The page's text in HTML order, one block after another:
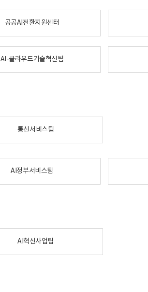
공공AI전환지원센터
AI-클라우드기술혁신팀
통신서비스팀
AI정부서비스팀
AI혁신사업팀